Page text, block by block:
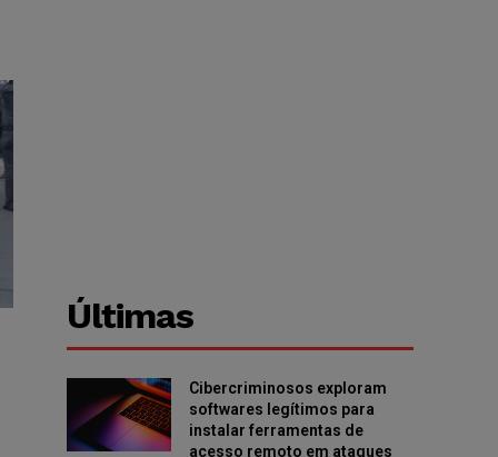
Últimas
Cibercriminosos exploram
softwares legítimos para
instalar ferramentas de
acesso remoto em ataques